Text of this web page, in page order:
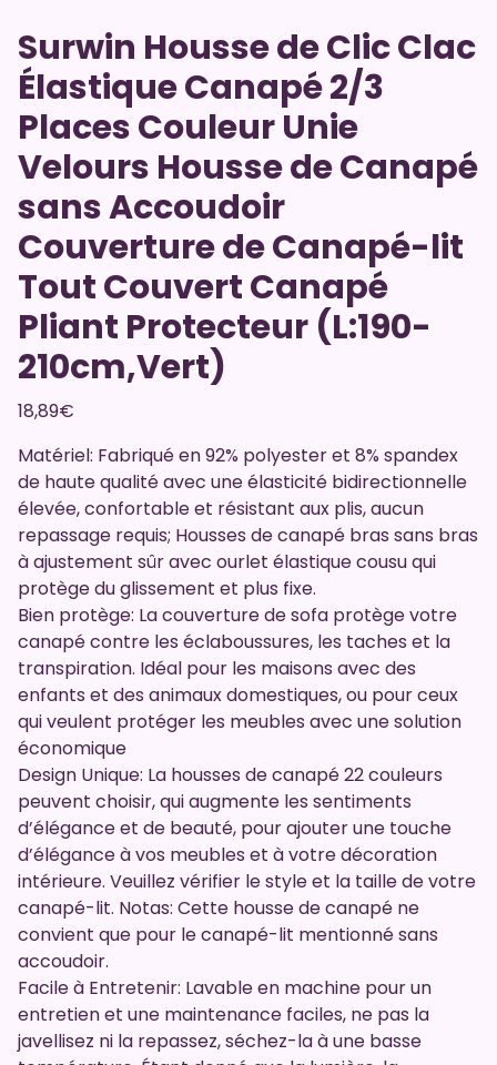
Surwin Housse de Clic Clac
Élastique Canapé 2/3
Places Couleur Unie
Velours Housse de Canapé
sans Accoudoir
Couverture de Canapé-lit
Tout Couvert Canapé
Pliant Protecteur (L:190-
210cm,Vert)
18,89€
Matériel: Fabriqué en 92% polyester et 8% spandex
de haute qualité avec une élasticité bidirectionnelle
élevée, confortable et résistant aux plis, aucun
repassage requis; Housses de canapé bras sans bras
à ajustement sûr avec ourlet élastique cousu qui
protège du glissement et plus fixe.
Bien protège: La couverture de sofa protège votre
canapé contre les éclaboussures, les taches et la
transpiration. Idéal pour les maisons avec des
enfants et des animaux domestiques, ou pour ceux
qui veulent protéger les meubles avec une solution
économique
Design Unique: La housses de canapé 22 couleurs
peuvent choisir, qui augmente les sentiments
d’élégance et de beauté, pour ajouter une touche
d’élégance à vos meubles et à votre décoration
intérieure. Veuillez vérifier le style et la taille de votre
canapé-lit. Notas: Cette housse de canapé ne
convient que pour le canapé-lit mentionné sans
accoudoir.
Facile à Entretenir: Lavable en machine pour un
entretien et une maintenance faciles, ne pas la
javellisez ni la repassez, séchez-la à une basse